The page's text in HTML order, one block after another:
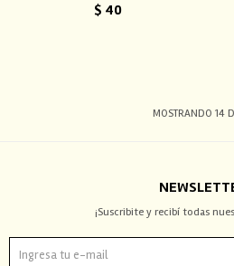
$ 40
MOSTRANDO 14
¡Suscribite y recibí todas